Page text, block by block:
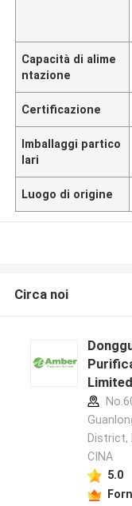
Capacità di alime
ntazione
Certificazione
Imballaggi partico
lari
Luogo di origine
Circa noi
District,
CINA
5.0